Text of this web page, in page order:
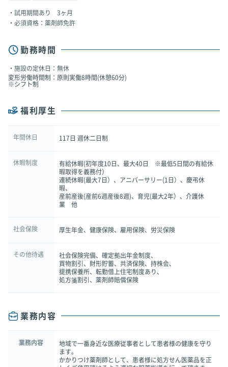
試用期間あり 3ヶ月
必須資格：薬剤師免許
勤務時間
施設の定休日：無休
変形労働時間制：原則実働8時間(休憩60分)
※シフト制
福利厚生
年間休日 117日 週休二日制
休暇制度
有給休暇(初年度10日、最大40日 ※最低5日間の有給休
暇取得を義務付）
連続休暇(最大7日）、アニバーサリー(1日）、慶弔休
暇、
産前産後(産前6週産後8週)、育児(最大2年）、介護休
業 他
社会保険 厚生年金、健康保険、雇用保険、労災保険
その他待遇
社会保険完備、確定拠出年金制度、
買物割引、財形貯蓄、共済保険、持株会、
提携保養所、転勤借上住宅制度あり、
処方箋割引、薬剤師賠償保険
業務内容
業務内容
地域で一番身近な医療従事者として患者様の健康を守り
ます。
かかりつけ薬剤師として、患者様に処方せん医薬品を正